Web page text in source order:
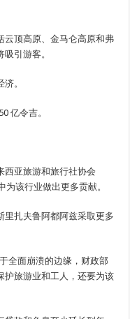
云顶高原、金马仑高原和弗
引游客。
。
亿令吉。
西亚旅游和旅行社协会
为该行业做出更多贡献。
里扎夫鲁阿都阿兹采取更多
全面崩溃的边缘，财政部
护旅游业和工人，还要为该